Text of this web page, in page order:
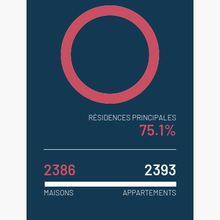
RÉSIDENCES PRINCIPALES
75.1%
2386 2393
MAISONS APPARTEMENTS